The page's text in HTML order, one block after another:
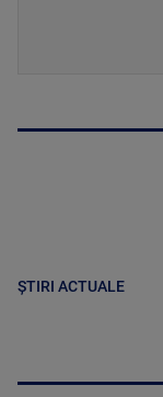
ȘTIRI ACTUALE